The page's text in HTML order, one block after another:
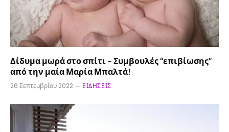
Δίδυμα μωρά στο σπίτι – Συμβουλές “επιβίωσης”
από την μαία Μαρία Μπαλτά!
26 Σεπτεμβρίου 2022 ΕΙΔΉΣΕΙΣ